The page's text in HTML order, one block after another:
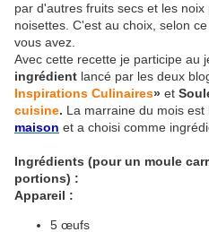
par d'autres fruits secs et les
noisettes. C'est au choix, selon
vous avez.
Avec cette recette je participe au
ingrédient lancé par les deux
Inspirations Culinaires» et
cuisine. La marraine du mois est
maison et a choisi comme
Ingrédients (pour un moule
portions) :
Appareil :
5 œufs